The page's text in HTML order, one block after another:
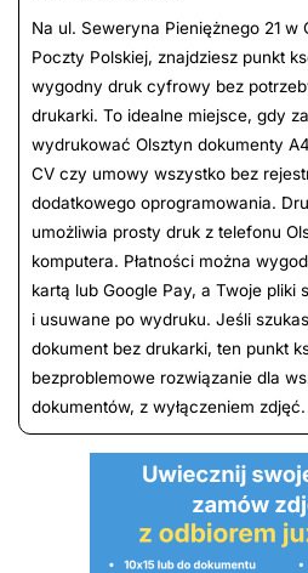
Na ul. Seweryna Pieniężnego 21 w
Poczty Polskiej, znajdziesz punkt
wygodny druk cyfrowy bez
drukarki. To idealne miejsce, gdy
wydrukować Olsztyn dokumenty
CV czy umowy wszystko bez
dodatkowego oprogramowania.
umożliwia prosty druk z telefonu
komputera. Płatności można
kartą lub Google Pay, a Twoje pliki
i usuwane po wydruku. Jeśli
dokument bez drukarki, ten punkt
bezproblemowe rozwiązanie dla
dokumentów, z wyłączeniem zdjęć.